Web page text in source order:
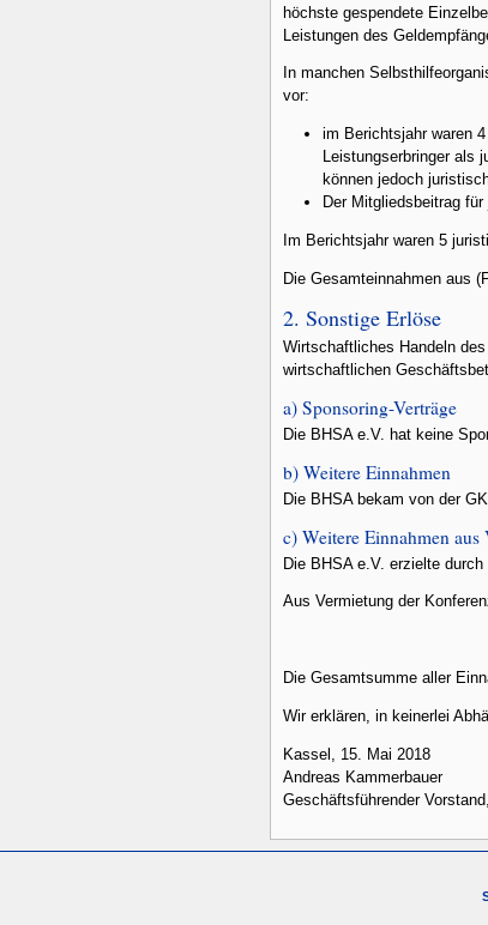
höchste gespendete
Leistungen des
In manchen
vor:
im Berichtsjahr waren
Leistungserbringer als
können jedoch
Der Mitgliedsbeitrag
Im Berichtsjahr waren 5
Die Gesamteinnahmen aus
2. Sonstige Erlöse
Wirtschaftliches Handeln
wirtschaftlichen
a) Sponsoring-Verträge
Die BHSA e.V. hat keine
b) Weitere Einnahmen
Die BHSA bekam von der
c) Weitere Einnahmen
Die BHSA e.V. erzielte
Aus Vermietung der
Die Gesamtsumme aller
Wir erklären, in keinerlei
Kassel, 15. Mai 2018
Andreas Kammerbauer
Geschäftsführender